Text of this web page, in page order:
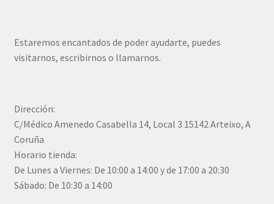
Estaremos encantados de poder ayudarte, puedes
visitarnos, escribirnos o llamarnos.
Dirección:
C/Médico Amenedo Casabella 14, Local 3 15142 Arteixo, A
Coruña
Horario tienda:
De Lunes a Viernes: De 10:00 a 14:00 y de 17:00 a 20:30
Sábado: De 10:30 a 14:00